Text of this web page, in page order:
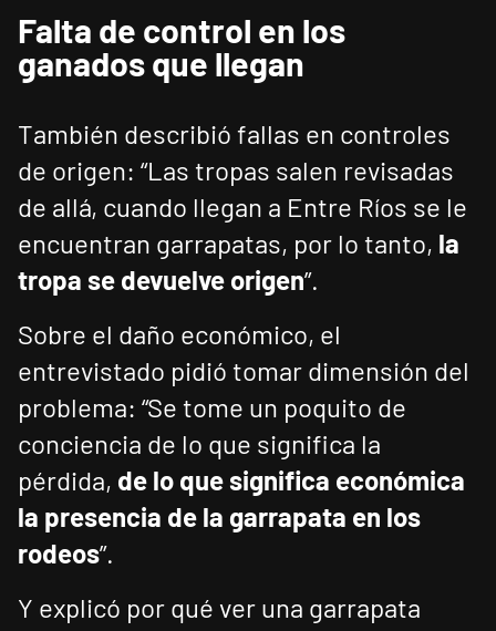
Falta de control en los
ganados que llegan
También describió fallas en controles
de origen: “Las tropas salen revisadas
de allá, cuando llegan a Entre Ríos se le
encuentran garrapatas, por lo tanto, la
tropa se devuelve origen”.
Sobre el daño económico, el
entrevistado pidió tomar dimensión del
problema: “Se tome un poquito de
conciencia de lo que significa la
pérdida, de lo que significa económica
la presencia de la garrapata en los
rodeos”.
Y explicó por qué ver una garrapata